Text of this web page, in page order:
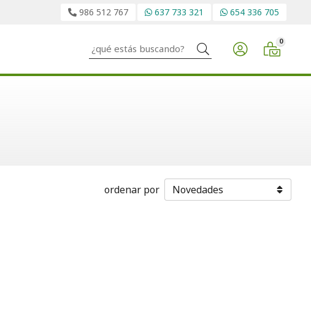
986 512 767 637 733 321 654 336 705
Buscar 0
ordenar por